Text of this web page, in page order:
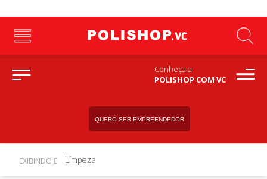
Conheça a
POLISHOP COM VC
QUERO SER EMPREENDEDOR
EXIBINDO Limpeza